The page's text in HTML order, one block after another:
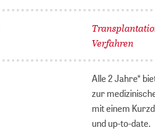
Verfahren
Alle 2 Jahre*
zur
mit einem
und up-to-date.